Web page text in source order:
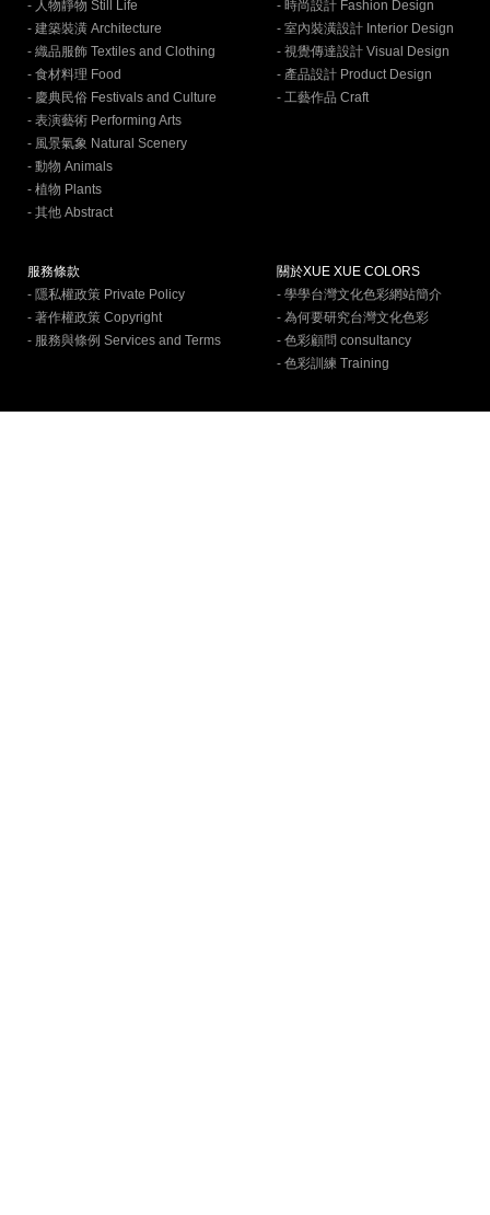
- 人物靜物 Still Life
- 建築裝潢 Architecture
- 織品服飾 Textiles and Clothing
- 食材料理 Food
- 慶典民俗 Festivals and Culture
- 表演藝術 Performing Arts
- 風景氣象 Natural Scenery
- 動物 Animals
- 植物 Plants
- 其他 Abstract
- 時尚設計 Fashion Design
- 室內裝潢設計 Interior Design
- 視覺傳達設計 Visual Design
- 產品設計 Product Design
- 工藝作品 Craft
服務條款
- 隱私權政策 Private Policy
- 著作權政策 Copyright
- 服務與條例 Services and Terms
關於XUE XUE COLORS
- 學學台灣文化色彩網站簡介
- 為何要研究台灣文化色彩
- 色彩顧問 consultancy
- 色彩訓練 Training